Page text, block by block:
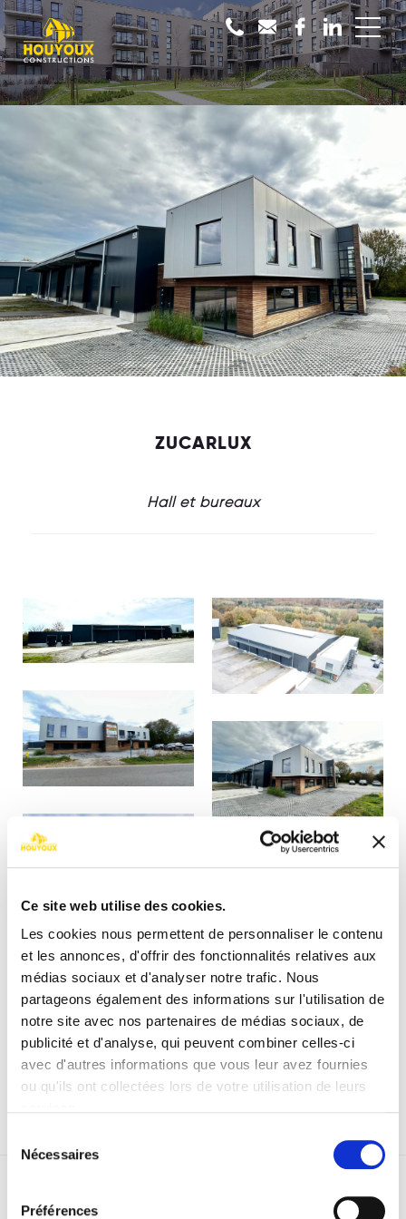
Ce site web utilise des cookies.
Les cookies nous permettent de personnaliser le contenu
et les annonces, d'offrir des fonctionnalités relatives aux
médias sociaux et d'analyser notre trafic. Nous
partageons également des informations sur l'utilisation de
notre site avec nos partenaires de médias sociaux, de
publicité et d'analyse, qui peuvent combiner celles-ci
avec d'autres informations que vous leur avez fournies
ou qu'ils ont collectées lors de votre utilisation de leurs
Nécessaires
Préférences
ZUCARLUX
Hall et bureaux